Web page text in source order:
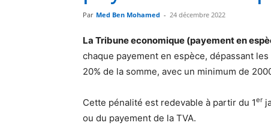
Par Med Ben Mohamed - 24 décembre 2022
La Tribune economique (payement en
chaque payement en espèce, dépassant
20% de la somme, avec un minimum de
Cette pénalité est redevable à partir du 1er
ou du payement de la TVA.